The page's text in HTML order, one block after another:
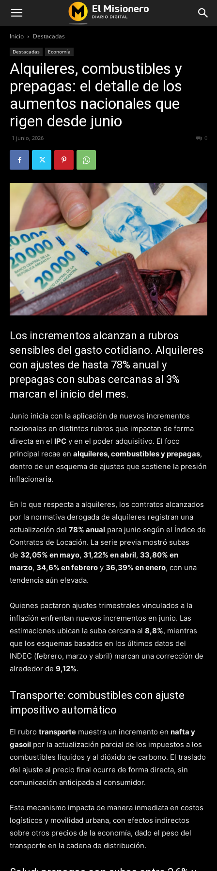
Inicio Destacadas
Destacadas Economía
Alquileres, combustibles y
prepagas: el detalle de los
aumentos nacionales que
rigen desde junio
1 junio, 2026 0
Los incrementos alcanzan a rubros
sensibles del gasto cotidiano. Alquileres
con ajustes de hasta 78% anual y
prepagas con subas cercanas al 3%
marcan el inicio del mes.
Junio inicia con la aplicación de nuevos incrementos
nacionales en distintos rubros que impactan de forma
directa en el IPC y en el poder adquisitivo. El foco
principal recae en alquileres, combustibles y prepagas,
dentro de un esquema de ajustes que sostiene la presión
inflacionaria.
En lo que respecta a alquileres, los contratos alcanzados
por la normativa derogada de alquileres registran una
actualización del 78% anual para junio según el Índice de
Contratos de Locación. La serie previa mostró subas
de 32,05% en mayo, 31,22% en abril, 33,80% en
marzo, 34,6% en febrero y 36,39% en enero, con una
tendencia aún elevada.
Quienes pactaron ajustes trimestrales vinculados a la
inflación enfrentan nuevos incrementos en junio. Las
estimaciones ubican la suba cercana al 8,8%, mientras
que los esquemas basados en los últimos datos del
INDEC (febrero, marzo y abril) marcan una corrección de
alrededor de 9,12%.
Transporte: combustibles con ajuste
impositivo automático
El rubro transporte muestra un incremento en nafta y
gasoil por la actualización parcial de los impuestos a los
combustibles líquidos y al dióxido de carbono. El traslado
del ajuste al precio final ocurre de forma directa, sin
comunicación anticipada al consumidor.
Este mecanismo impacta de manera inmediata en costos
logísticos y movilidad urbana, con efectos indirectos
sobre otros precios de la economía, dado el peso del
transporte en la cadena de distribución.